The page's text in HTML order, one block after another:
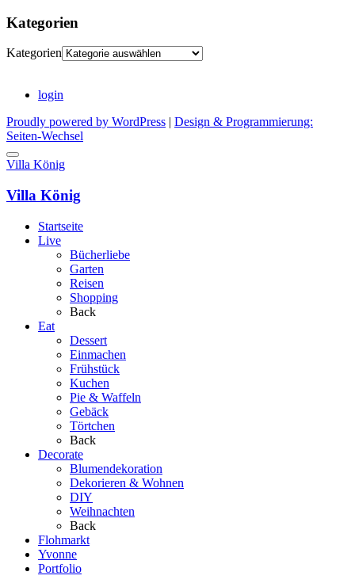
Kategorien
Kategorien
login
Proudly powered by WordPress
Design & Programmierung:
Seiten-Wechsel
Villa König
Villa König
Startseite
Live
Bücherliebe
Garten
Reisen
Shopping
Back
Eat
Dessert
Einmachen
Frühstück
Kuchen
Pie & Waffeln
Gebäck
Törtchen
Back
Decorate
Blumendekoration
Dekorieren & Wohnen
DIY
Weihnachten
Back
Flohmarkt
Yvonne
Portfolio